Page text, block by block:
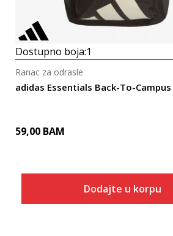
Dostupno boja:1
adidas Essentials Back-To-Campus
Ranac za odrasle
59,00 BAM
Dodajte u korpu